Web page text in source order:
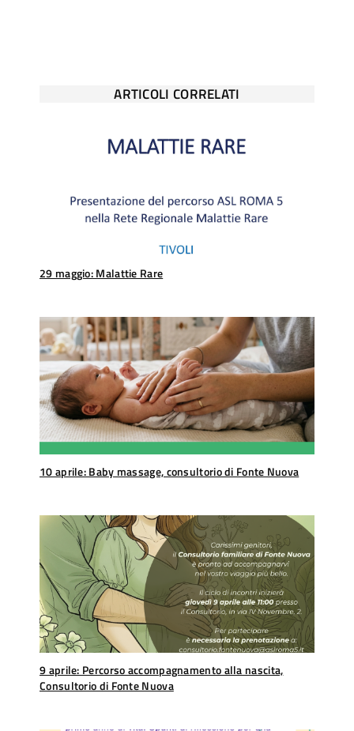
ARTICOLI CORRELATI
29 maggio: Malattie Rare
10 aprile: Baby massage, consultorio di Fonte Nuova
9 aprile: Percorso accompagnamento alla nascita,
Consultorio di Fonte Nuova